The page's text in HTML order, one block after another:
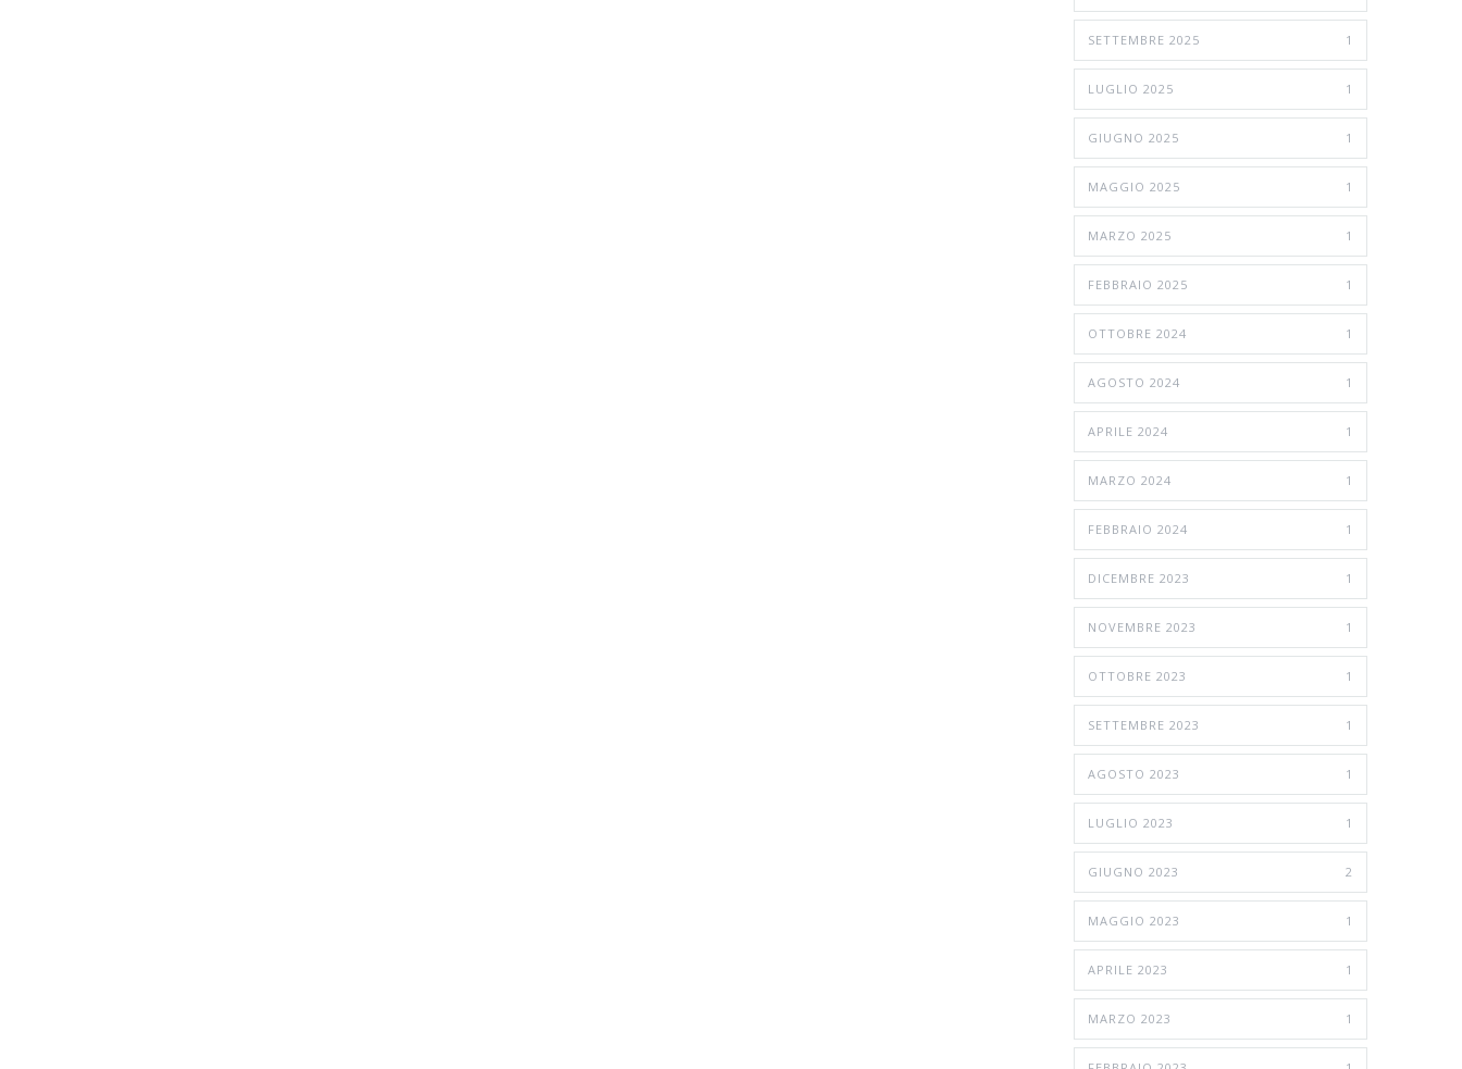
SETTEMBRE 2025 1
LUGLIO 2025 1
GIUGNO 2025 1
MAGGIO 2025 1
MARZO 2025 1
FEBBRAIO 2025 1
OTTOBRE 2024 1
AGOSTO 2024 1
APRILE 2024 1
MARZO 2024 1
FEBBRAIO 2024 1
DICEMBRE 2023 1
NOVEMBRE 2023 1
OTTOBRE 2023 1
SETTEMBRE 2023 1
AGOSTO 2023 1
LUGLIO 2023 1
GIUGNO 2023 2
MAGGIO 2023 1
APRILE 2023 1
MARZO 2023 1